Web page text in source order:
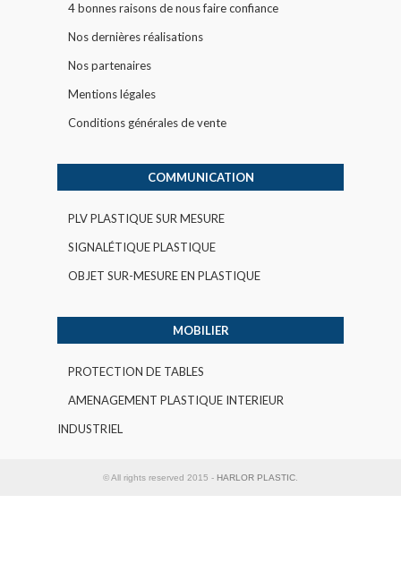
4 bonnes raisons de nous faire confiance
Nos dernières réalisations
Nos partenaires
Mentions légales
Conditions générales de vente
COMMUNICATION
PLV PLASTIQUE SUR MESURE
SIGNALÉTIQUE PLASTIQUE
OBJET SUR-MESURE EN PLASTIQUE
MOBILIER
PROTECTION DE TABLES
AMENAGEMENT PLASTIQUE INTERIEUR
INDUSTRIEL
© All rights reserved 2015 - HARLOR PLASTIC.